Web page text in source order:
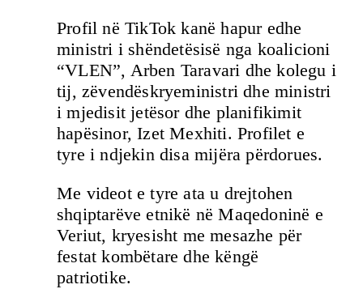
Profil në TikTok kanë hapur edhe
ministri i shëndetësisë nga koalicioni
“VLEN”, Arben Taravari dhe kolegu i
tij, zëvendëskryeministri dhe ministri
i mjedisit jetësor dhe planifikimit
hapësinor, Izet Mexhiti. Profilet e
tyre i ndjekin disa mijëra përdorues.
Me videot e tyre ata u drejtohen
shqiptarëve etnikë në Maqedoninë e
Veriut, kryesisht me mesazhe për
festat kombëtare dhe këngë
patriotike.